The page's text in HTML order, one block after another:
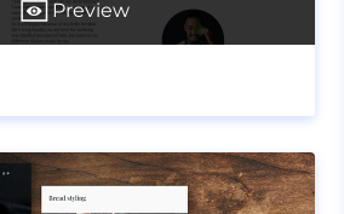
Preview